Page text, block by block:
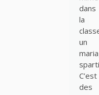
dans
la
un
C’est
des